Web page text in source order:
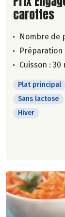
carottes
Nombre de
Préparation
Cuisson : 30
Plat principal
Sans lactose
Hiver